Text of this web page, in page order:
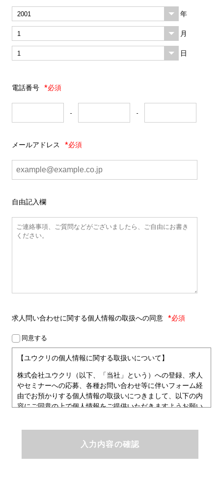
年
月
日
電話番号 *必須
- -
メールアドレス *必須
自由記入欄
求人問い合わせに関する個人情報の取扱への同意 *必須
同意する
【ユウクリの個人情報に関する取扱いについて】
株式会社ユウクリ（以下、「当社」という）への登録、求人
やセミナーへの応募、各種お問い合わせ等に伴いフォーム経
由でお預かりする個人情報の取扱いにつきまして、以下の内
容にご同意の上で個人情報をご提供いただきますようお願い
ユウクリにおける個人情報保護方針